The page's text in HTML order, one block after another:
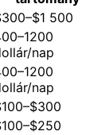
500
nap
nap